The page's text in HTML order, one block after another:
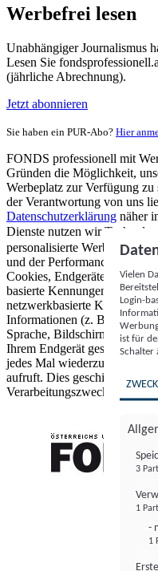
Werbefrei lesen
Unabhängiger Journalismus
Lesen Sie
(jährliche Abrechnung).
Jetzt abonnieren
Sie haben ein PUR-Abo? Hier
FONDS professionell mit
Gründen die Möglichkeit,
Werbeplatz zur Verfügung
der Verantwortung von uns
Datenschutzerklärung näher
Dienste nutzen wir
personalisierte Werbung und
und der Performance von
Cookies, Endgeräte- oder
basierte Kennungen, zufällig
netzwerkbasierte
Informationen (z. B.
Sprache, Bildschirmgröße,
Ihrem Endgerät gespeichert
jedes Mal wiederzuerkennen,
aufruft. Dies geschieht für
Verarbeitungszwecke.
Vielen
Login-
ist für
Schalter
3
1
-
1
FONDS